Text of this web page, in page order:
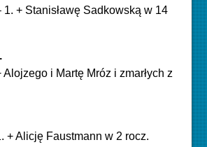
1. + Stanisławę Sadkowską w 14
.
i Martę Mróz i zmarłych z
+ Alicję Faustmann w 2 rocz.